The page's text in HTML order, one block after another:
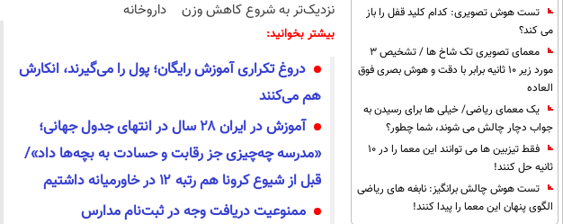
تست هوش تصویری: کدام کلید قفل را باز
می کند؟
معمای تصویری تک شاخ ها / تشخیص 3
مورد زیر 10 ثانیه برابر با دقت و هوش بصری فوق
العاده
یک معمای ریاضی/ خیلی ها برای رسیدن به
جواب دچار چالش می شوند، شما چطور؟
فقط تیزبین ها می توانند این معما را در 10
ثانیه حل کنند!
تست هوش چالش برانگیز: نابغه های ریاضی
الگوی پنهان این معما را پیدا کنند!
نزدیک‌تر به شروع کاهش وزن
داروخانه‌
بیشتر بخوانید:
دروغ تکراری آموزش رایگان؛ پول را می‌گیرند، انکارش
هم می‌کنند
آموزش در ایران ۲۸ سال در انتهای جدول جهانی؛
«مدرسه چه‌چیزی جز رقابت و حسادت به بچه‌ها داد»/
قبل از شیوع کرونا هم رتبه ۱۲ در خاورمیانه داشتیم
ممنوعیت دریافت وجه در ثبت‌نام مدارس